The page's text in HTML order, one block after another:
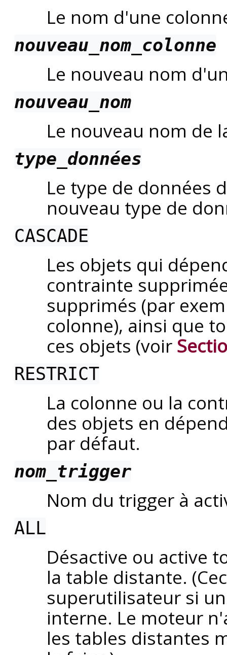
Le nom d'une
nouveau_nom_colonne
Le nouveau nom
nouveau_nom
Le nouveau nom de
type_données
Le type de données
nouveau type de
CASCADE
Les objets qui
contrainte
supprimés (par
colonne), ainsi que
ces objets (voir
RESTRICT
La colonne ou la
des objets en
par défaut.
nom_trigger
Nom du trigger à
ALL
Désactive ou active
la table distante.
superutilisateur si
interne. Le moteur
les tables distantes